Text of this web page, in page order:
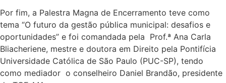
Por fim, a Palestra Magna de Encerramento teve como
tema “O futuro da gestão pública municipal: desafios e
oportunidades” e foi comandada pela Prof.ª Ana Carla
Bliacheriene, mestre e doutora em Direito pela Pontifícia
Universidade Católica de São Paulo (PUC-SP), tendo
como mediador o conselheiro Daniel Brandão, presidente